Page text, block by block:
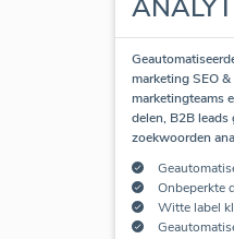
marketing SEO
marketingteams
delen, B2B leads
zoekwoorden
Onbeperkte
Witte label